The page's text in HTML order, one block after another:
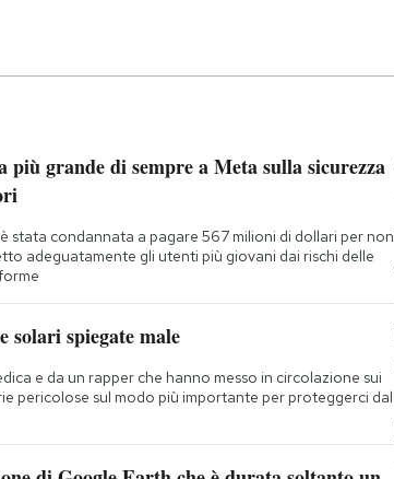
più grande di sempre a Meta sulla sicurezza
stata condannata a pagare 567 milioni di dollari per non
adeguatamente gli utenti più giovani dai rischi delle
solari spiegate male
e da un rapper che hanno messo in circolazione sui
pericolose sul modo più importante per proteggerci dal